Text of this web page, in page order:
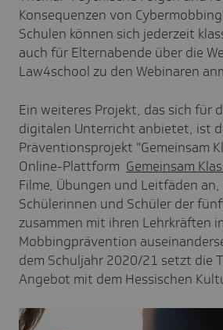
Konsequenzen von
Schulen können sich jederzeit
auch für Elternabende über die
Law4school zu den Webinaren
Ein weiteres Projekt, das sich für
digitalen Unterricht anbietet, ist
Präventionsprojekt "Gemeinsam
Online-Plattform Gemeinsam
Filme, Übungen und Leitfäden
Schülerinnen und Schüler der
zusammen mit ihren Lehrkräften
Mobbingprävention
dem Schuljahr 2020/21 setzt die
Angebot mit dem Hessischen